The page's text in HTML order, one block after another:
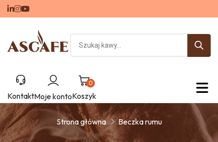
KontaktMoje kontoKoszyk
0
Beczka rumu
Strona główna Beczka rumu